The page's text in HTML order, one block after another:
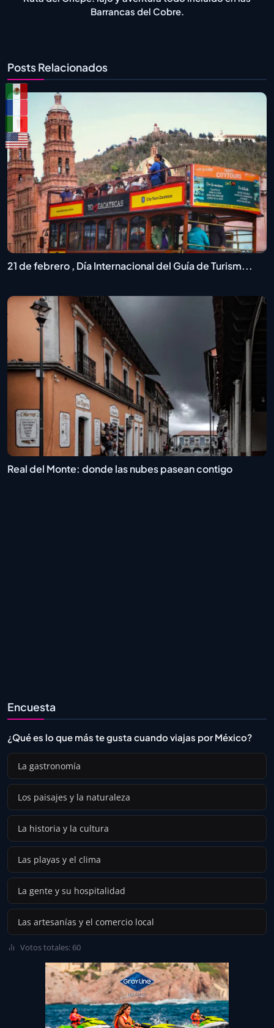
Barrancas del Cobre.
Posts Relacionados
21 de febrero , Día Internacional del Guía de Turism...
Real del Monte: donde las nubes pasean contigo
Encuesta
¿Qué es lo que más te gusta cuando viajas por México?
La gastronomía
Los paisajes y la naturaleza
La historia y la cultura
Las playas y el clima
La gente y su hospitalidad
Las artesanías y el comercio local
Votos totales: 60